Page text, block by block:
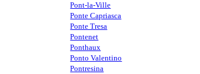
Pont-la-Ville
Ponte Capriasca
Ponte Tresa
Pontenet
Ponthaux
Ponto Valentino
Pontresina